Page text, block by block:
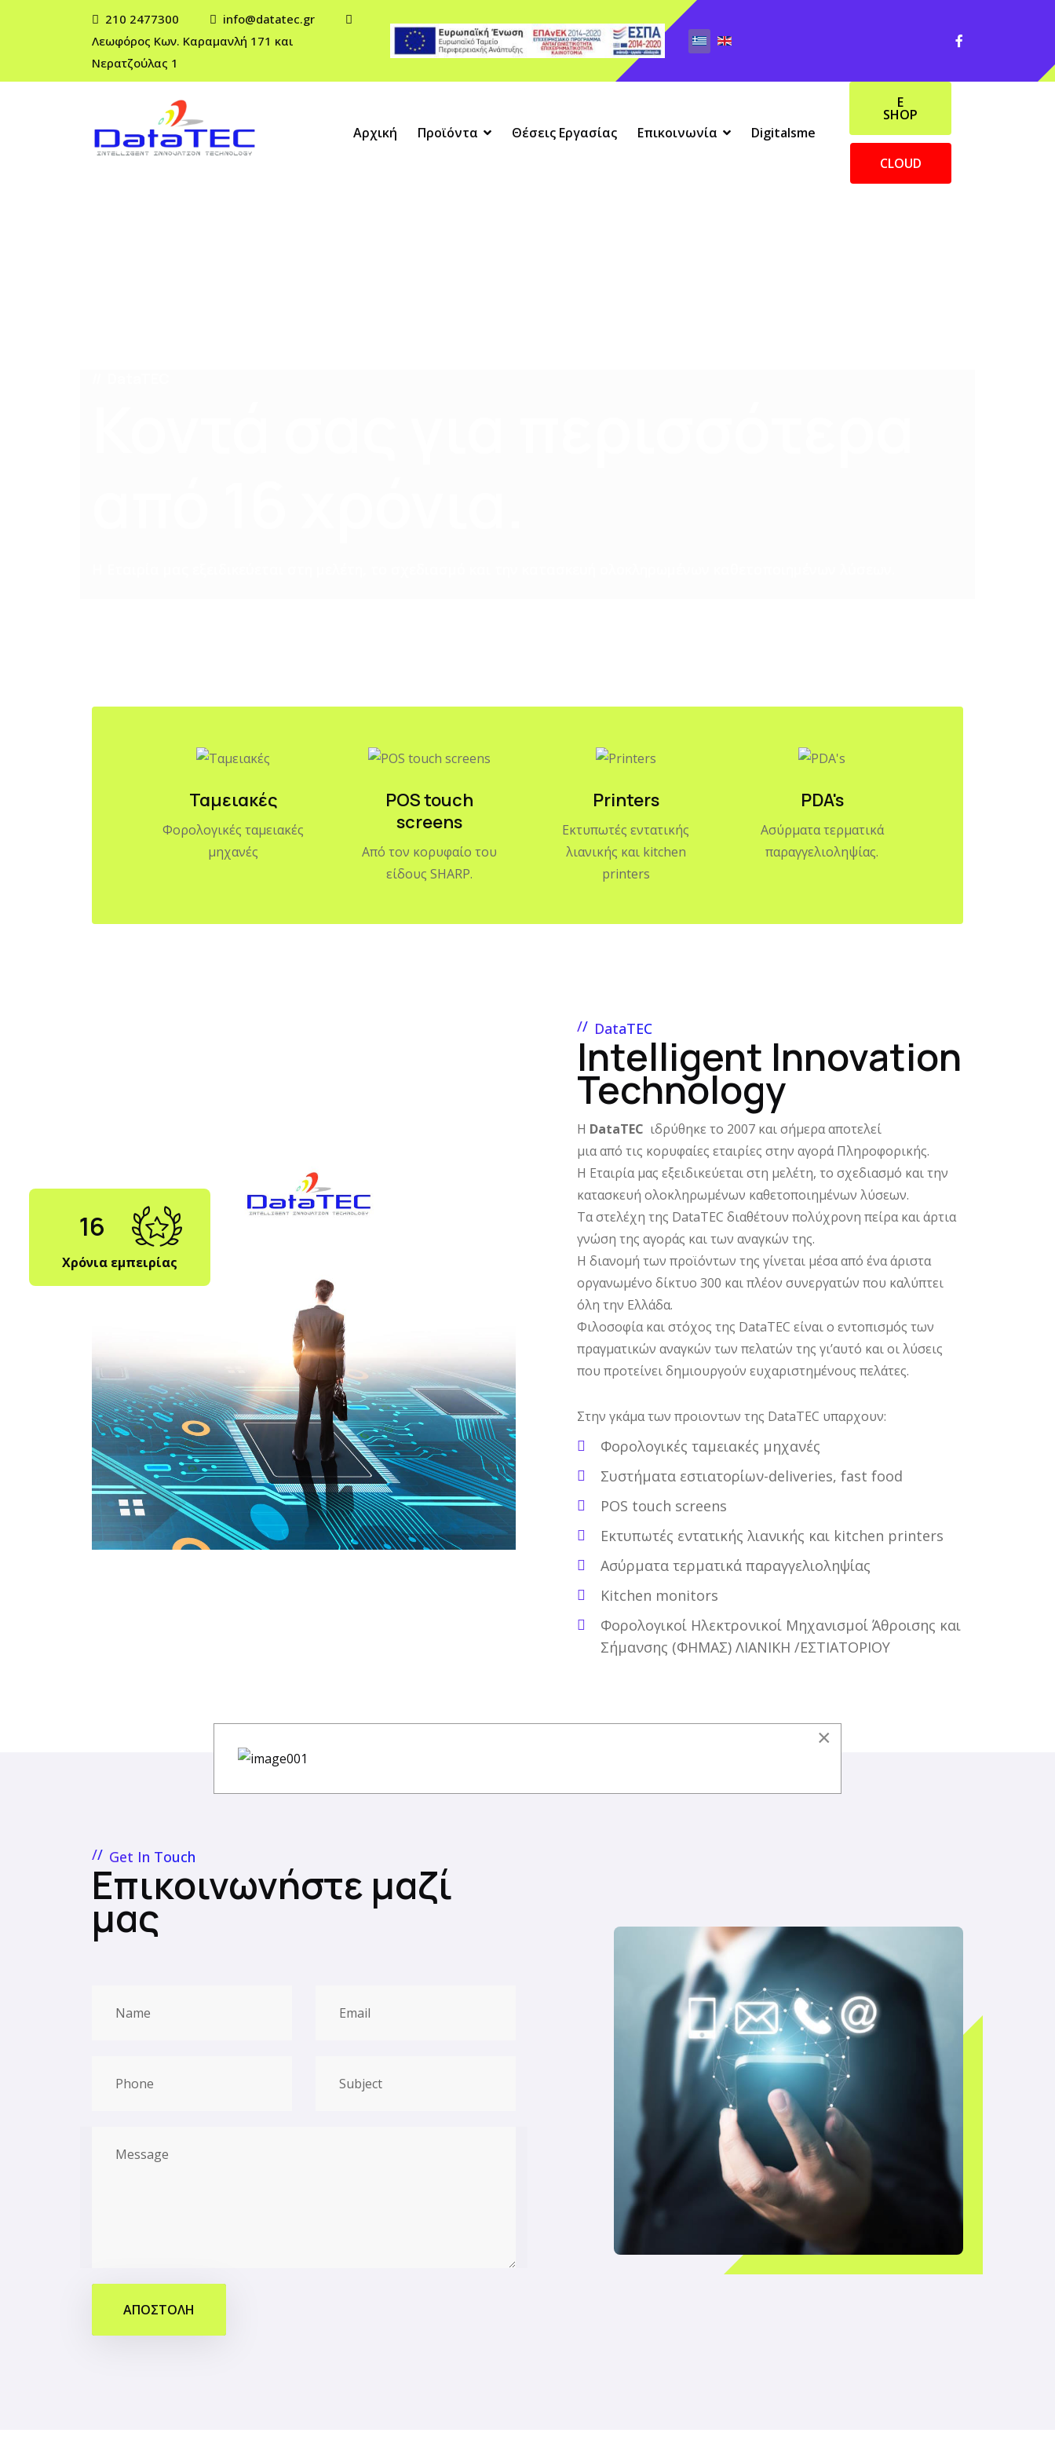
210 2477300
info@datatec.gr
Λεωφόρος Κων. Καραμανλή 171 και
Νερατζούλας 1
Αρχική Προϊόντα Θέσεις Εργασίας Επικοινωνία Digitalsme
E
SHOP
CLOUD
Ταμειακές
Φορολογικές ταμειακές
μηχανές
POS touch
screens
Από τον κορυφαίο του
είδους SHARP.
Printers
Εκτυπωτές εντατικής
λιανικής και kitchen
printers
PDA's
Ασύρματα τερματικά
παραγγελιοληψίας.
16
Χρόνια εμπειρίας
DataTEC
Intelligent Innovation
Technology
H DataTEC ιδρύθηκε το 2007 και σήμερα αποτελεί
μια από τις κορυφαίες εταιρίες στην αγορά Πληροφορικής.
Η Εταιρία μας εξειδικεύεται στη μελέτη, το σχεδιασμό και την
κατασκευή ολοκληρωμένων καθετοποιημένων λύσεων.
Τα στελέχη της DataTEC διαθέτουν πολύχρονη πείρα και άρτια
γνώση της αγοράς και των αναγκών της.
Η διανομή των προϊόντων της γίνεται μέσα από ένα άριστα
οργανωμένο δίκτυο 300 και πλέον συνεργατών που καλύπτει
όλη την Ελλάδα.
Φιλοσοφία και στόχος της DataTEC είναι ο εντοπισμός των
πραγματικών αναγκών των πελατών της γι’αυτό και οι λύσεις
που προτείνει δημιουργούν ευχαριστημένους πελάτες.
Στην γκάμα των προιοντων της DataTEC υπαρχουν:
Φορολογικές ταμειακές μηχανές
Συστήματα εστιατορίων-deliveries, fast food
POS touch screens
Εκτυπωτές εντατικής λιανικής και kitchen printers
Ασύρματα τερματικά παραγγελιοληψίας
Kitchen monitors
Φορολογικοί Ηλεκτρονικοί Μηχανισμοί Άθροισης και
Σήμανσης (ΦΗΜΑΣ) ΛΙΑΝΙΚΗ /ΕΣΤΙΑΤΟΡΙΟΥ
Get In Touch
Επικοινωνήστε μαζί
μας
ΑΠΟΣΤΟΛΗ
×